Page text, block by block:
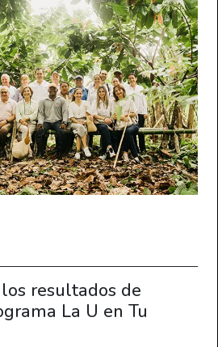
resultados de
La U en Tu